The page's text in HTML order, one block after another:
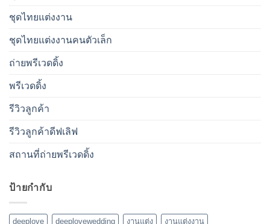
ชุดไทยแต่งงาน
ชุดไทยแต่งงานคนตัวเล็ก
ถ่ายพรีเวดดิ้ง
พรีเวดดิ้ง
รีวิวลูกค้า
รีวิวลูกค้าดีฟเลิฟ
สถานที่ถ่ายพรีเวดดิ้ง
ป้ายกำกับ
deeplove deeplovewedding งานแต่ง งานแต่งงาน